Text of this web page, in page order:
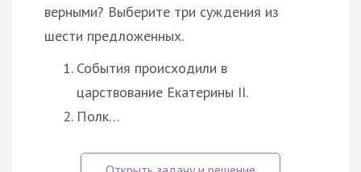
верными? Выберите три суждения из
шести предложенных.
События происходили в
царствование Екатерины II.
Полк…